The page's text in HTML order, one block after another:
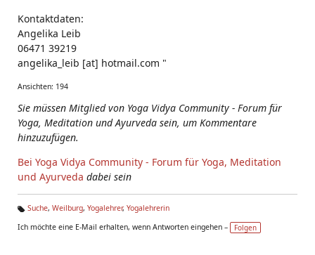
Kontaktdaten:
Angelika Leib
06471 39219
angelika_leib [at] hotmail.com "
Ansichten: 194
Sie müssen Mitglied von Yoga Vidya Community - Forum für
Yoga, Meditation und Ayurveda sein, um Kommentare
hinzuzufügen.
Bei Yoga Vidya Community - Forum für Yoga, Meditation
und Ayurveda dabei sein
g
Suche, Weilburg, Yogalehrer, Yogalehrerin
Ich möchte eine E-Mail erhalten, wenn Antworten eingehen –
Folgen